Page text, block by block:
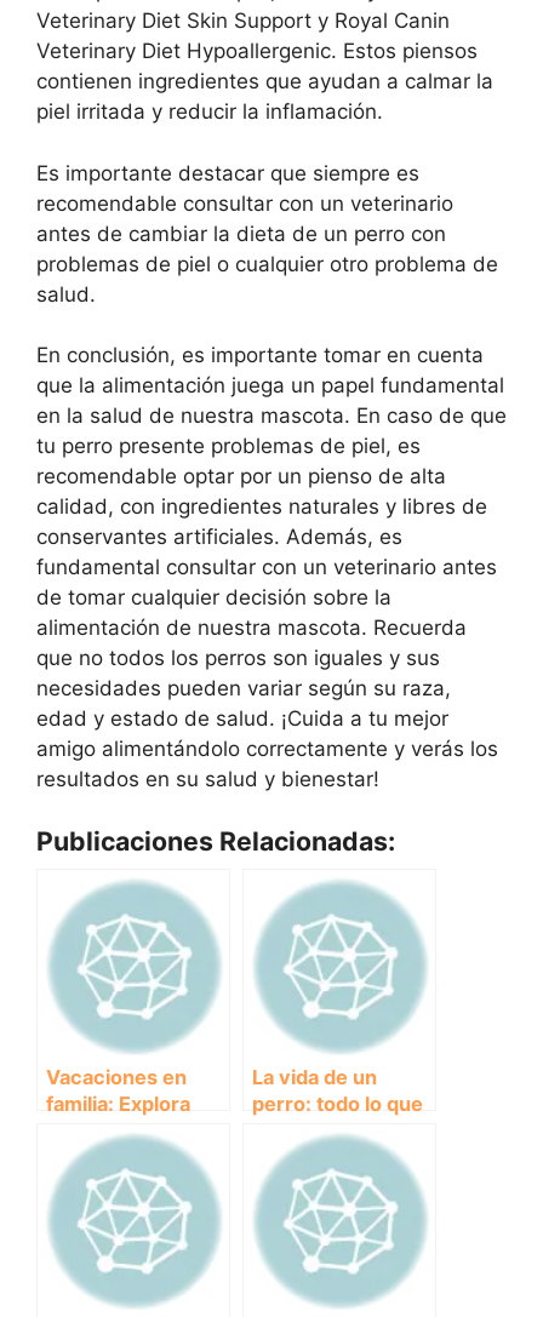
Veterinary Diet Skin Support y Royal Canin
Veterinary Diet Hypoallergenic. Estos piensos
contienen ingredientes que ayudan a calmar la
piel irritada y reducir la inflamación.
Es importante destacar que siempre es
recomendable consultar con un veterinario
antes de cambiar la dieta de un perro con
problemas de piel o cualquier otro problema de
salud.
En conclusión, es importante tomar en cuenta
que la alimentación juega un papel fundamental
en la salud de nuestra mascota. En caso de que
tu perro presente problemas de piel, es
recomendable optar por un pienso de alta
calidad, con ingredientes naturales y libres de
conservantes artificiales. Además, es
fundamental consultar con un veterinario antes
de tomar cualquier decisión sobre la
alimentación de nuestra mascota. Recuerda
que no todos los perros son iguales y sus
necesidades pueden variar según su raza,
edad y estado de salud. ¡Cuida a tu mejor
amigo alimentándolo correctamente y verás los
resultados en su salud y bienestar!
Publicaciones Relacionadas:
Vacaciones en
familia: Explora
apartahoteles que
admiten mascotas
La vida de un
perro: todo lo que
necesitas saber
para cuidar a tu
mascota